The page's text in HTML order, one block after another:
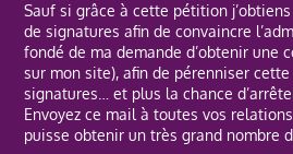
Sauf si grâce à cette pétition
de signatures afin de convaincre
fondé de ma demande d’obtenir une
sur mon site), afin de pérenniser
signatures… et plus la chance
Envoyez ce mail à toutes vos
puisse obtenir un très grand nombre